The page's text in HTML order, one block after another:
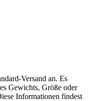
Versand an. Es
Gewichts, Größe oder
Informationen findest